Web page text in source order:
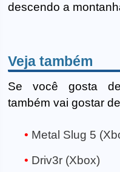
descendo a
Veja também
Se você gosta
também vai gostar
Metal Slug 5
Driv3r (Xbox)